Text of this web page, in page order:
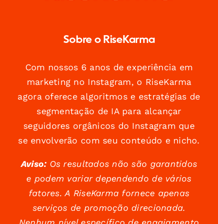
Sobre o RiseKarma
Com nossos 6 anos de experiência em
marketing no Instagram, o RiseKarma
agora oferece algoritmos e estratégias de
segmentação de IA para alcançar
seguidores orgânicos do Instagram que
se envolverão com seu conteúdo e nicho.
Aviso:Os resultados não são garantidos
e podem variar dependendo de vários
fatores. A RiseKarma fornece apenas
serviços de promoção direcionada.